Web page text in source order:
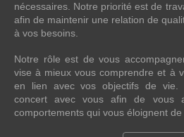
nécessaires. Notre priorité est de
afin de maintenir une relation de
à vos besoins.
Notre rôle est de vous
vise à mieux vous comprendre et à
en lien avec vos objectifs de vie.
concert avec vous afin de vous
comportements qui vous éloignent